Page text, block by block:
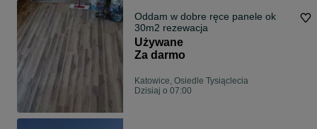
Oddam w dobre ręce panele ok
30m2 rezewacja
Używane
Za darmo
Katowice, Osiedle Tysiąclecia
Dzisiaj o 07:00